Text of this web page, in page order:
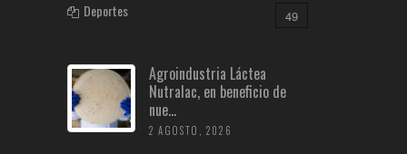
Deportes 49
Agroindustria Láctea
Nutralac, en beneficio de
nue...
2 AGOSTO, 2026